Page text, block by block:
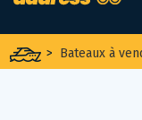
> Bateaux à